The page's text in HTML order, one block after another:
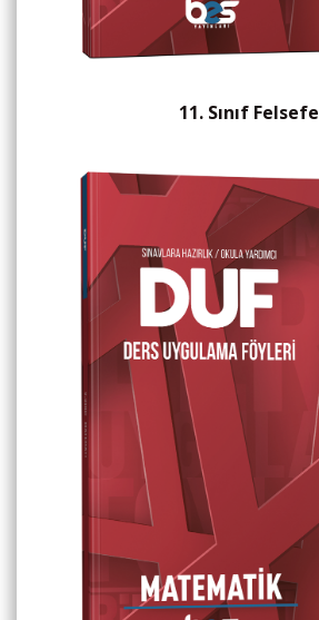
11. Sınıf Felsefe